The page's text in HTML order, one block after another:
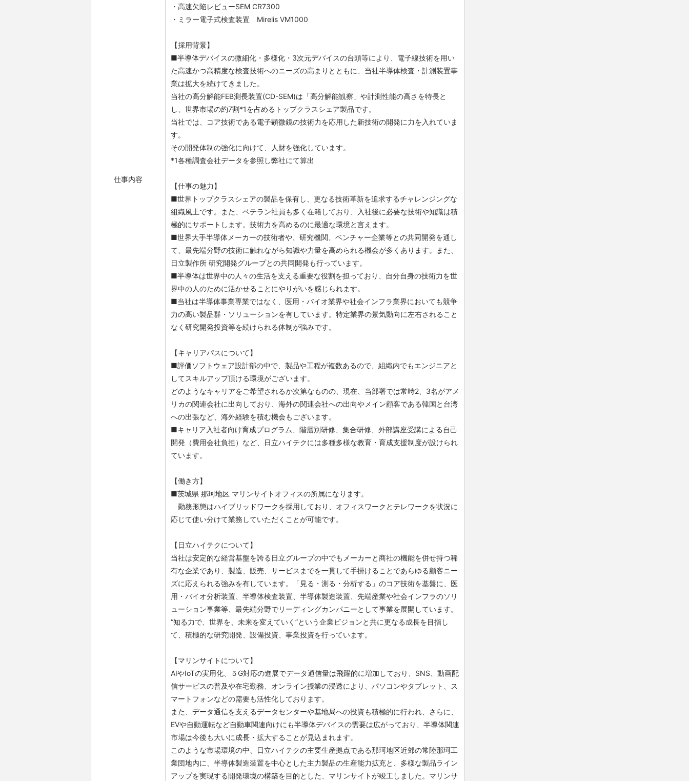
仕事内容
・高速欠陥レビューSEM CR7300
・ミラー電子式検査装置 Mirelis VM1000
【採用背景】
■半導体デバイスの微細化・多様化・3次元デバイスの台頭等により、電子線技術を用い
た高速かつ高精度な検査技術へのニーズの高まりとともに、当社半導体検査・計測装置事
業は拡大を続けてきました。
当社の高分解能FEB測長装置(CD-SEM)は「高分解能観察」や計測性能の高さを特長と
し、世界市場の約7割*1を占めるトップクラスシェア製品です。
当社では、コア技術である電子顕微鏡の技術力を応用した新技術の開発に力を入れていま
す。
その開発体制の強化に向けて、人財を強化しています。
*1各種調査会社データを参照し弊社にて算出
【仕事の魅力】
■世界トップクラスシェアの製品を保有し、更なる技術革新を追求するチャレンジングな
組織風土です。また、ベテラン社員も多く在籍しており、入社後に必要な技術や知識は積
極的にサポートします。技術力を高めるのに最適な環境と言えます。
■世界大手半導体メーカーの技術者や、研究機関、ベンチャー企業等との共同開発を通し
て、最先端分野の技術に触れながら知識や力量を高められる機会が多くあります。また、
日立製作所 研究開発グループとの共同開発も行っています。
■半導体は世界中の人々の生活を支える重要な役割を担っており、自分自身の技術力を世
界中の人のために活かせることにやりがいを感じられます。
■当社は半導体事業専業ではなく、医用・バイオ業界や社会インフラ業界においても競争
力の高い製品群・ソリューションを有しています。特定業界の景気動向に左右されること
なく研究開発投資等を続けられる体制が強みです。
【キャリアパスについて】
■評価ソフトウェア設計部の中で、製品や工程が複数あるので、組織内でもエンジニアと
してスキルアップ頂ける環境がございます。
どのようなキャリアをご希望されるか次第なものの、現在、当部署では常時2、3名がアメ
リカの関連会社に出向しており、海外の関連会社への出向やメイン顧客である韓国と台湾
への出張など、海外経験を積む機会もございます。
■キャリア入社者向け育成プログラム、階層別研修、集合研修、外部講座受講による自己
開発（費用会社負担）など、日立ハイテクには多種多様な教育・育成支援制度が設けられ
ています。
【働き方】
■茨城県 那珂地区 マリンサイトオフィスの所属になります。
勤務形態はハイブリッドワークを採用しており、オフィスワークとテレワークを状況に
応じて使い分けて業務していただくことが可能です。
【日立ハイテクについて】
当社は安定的な経営基盤を誇る日立グループの中でもメーカーと商社の機能を併せ持つ稀
有な企業であり、製造、販売、サービスまでを一貫して手掛けることであらゆる顧客ニー
ズに応えられる強みを有しています。「見る・測る・分析する」のコア技術を基盤に、医
用・バイオ分析装置、半導体検査装置、半導体製造装置、先端産業や社会インフラのソリ
ューション事業等、最先端分野でリーディングカンパニーとして事業を展開しています。
“知る力で、世界を、未来を変えていく”という企業ビジョンと共に更なる成長を目指し
て、積極的な研究開発、設備投資、事業投資を行っています。
【マリンサイトについて】
AIやIoTの実用化、５G対応の進展でデータ通信量は飛躍的に増加しており、SNS、動画配
信サービスの普及や在宅勤務、オンライン授業の浸透により、パソコンやタブレット、ス
マートフォンなどの需要も活性化しております。
また、データ通信を支えるデータセンターや基地局への投資も積極的に行われ、さらに、
EVや自動運転など自動車関連向けにも半導体デバイスの需要は広がっており、半導体関連
市場は今後も大いに成長・拡大することが見込まれます。
このような市場環境の中、日立ハイテクの主要生産拠点である那珂地区近郊の常陸那珂工
業団地内に、半導体製造装置を中心とした主力製品の生産能力拡充と、多様な製品ライン
アップを実現する開発環境の構築を目的とした、マリンサイトが竣工しました。マリンサ